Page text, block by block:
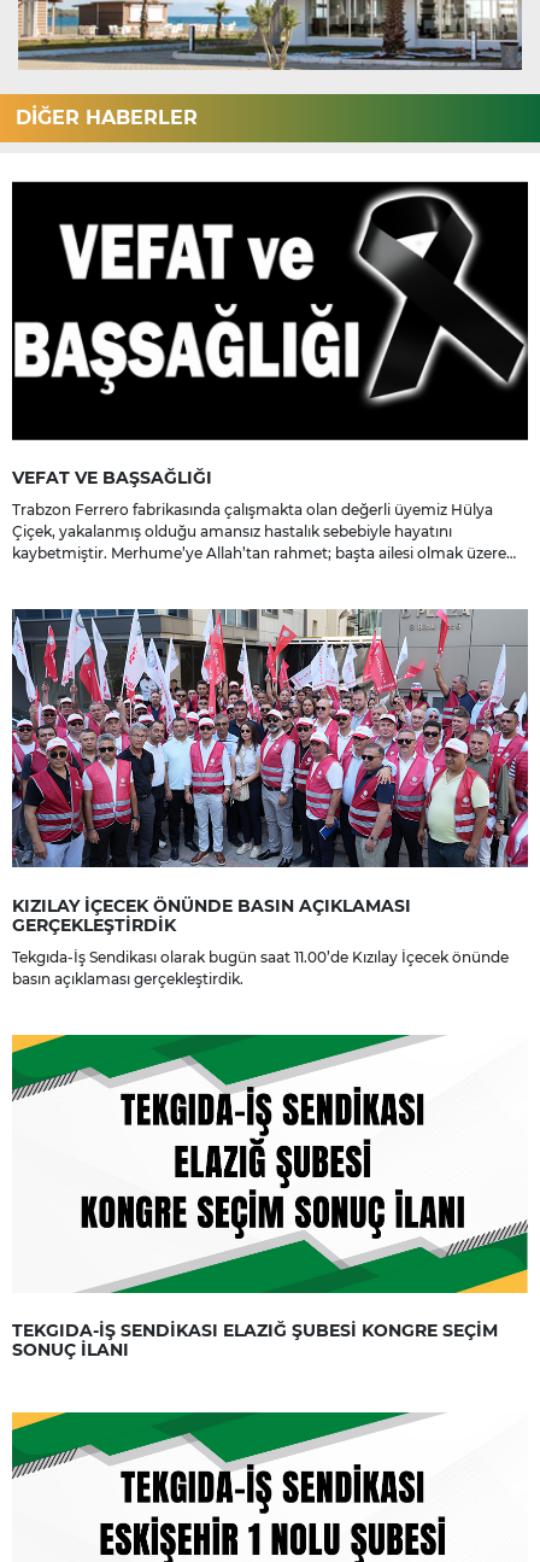
DİĞER HABERLER
VEFAT VE BAŞSAĞLIĞI
Trabzon Ferrero fabrikasında çalışmakta olan değerli üyemiz Hülya
Çiçek, yakalanmış olduğu amansız hastalık sebebiyle hayatını
kaybetmiştir. Merhume’ye Allah’tan rahmet; başta ailesi olmak üzere
KIZILAY İÇECEK ÖNÜNDE BASIN AÇIKLAMASI
GERÇEKLEŞTİRDİK
Tekgıda-İş Sendikası olarak bugün saat 11.00’de Kızılay İçecek önünde
basın açıklaması gerçekleştirdik.
TEKGIDA-İŞ SENDİKASI ELAZIĞ ŞUBESİ KONGRE SEÇİM
SONUÇ İLANI